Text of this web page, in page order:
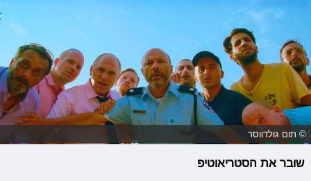
© תום גולדווסר
שובר את הסטריאוטיפ